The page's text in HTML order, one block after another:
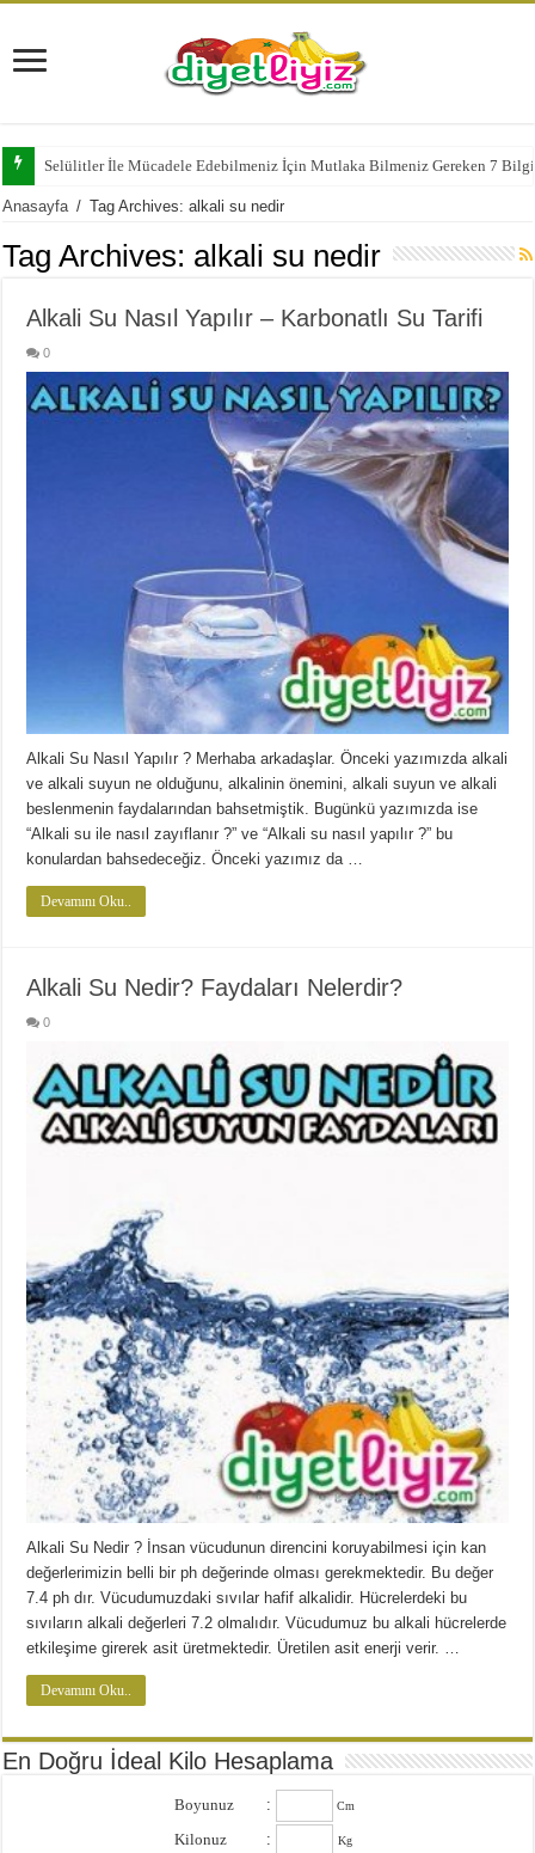
Selülitler İle Mücadele Edebilmeniz İçin Mutlaka Bilmeniz Gereken 7 Bilgi
Anasayfa / Tag Archives: alkali su nedir
Tag Archives: alkali su nedir
Alkali Su Nasıl Yapılır – Karbonatlı Su Tarifi
0
Alkali Su Nasıl Yapılır ? Merhaba arkadaşlar. Önceki yazımızda alkali
ve alkali suyun ne olduğunu, alkalinin önemini, alkali suyun ve alkali
beslenmenin faydalarından bahsetmiştik. Bugünkü yazımızda ise
“Alkali su ile nasıl zayıflanır ?” ve “Alkali su nasıl yapılır ?” bu
konulardan bahsedeceğiz. Önceki yazımız da …
Devamını Oku..
Alkali Su Nedir? Faydaları Nelerdir?
0
Alkali Su Nedir ? İnsan vücudunun direncini koruyabilmesi için kan
değerlerimizin belli bir ph değerinde olması gerekmektedir. Bu değer
7.4 ph dır. Vücudumuzdaki sıvılar hafif alkalidir. Hücrelerdeki bu
sıvıların alkali değerleri 7.2 olmalıdır. Vücudumuz bu alkali hücrelerde
etkileşime girerek asit üretmektedir. Üretilen asit enerji verir. …
Devamını Oku..
En Doğru İdeal Kilo Hesaplama
Boyunuz : Cm
Kilonuz : Kg